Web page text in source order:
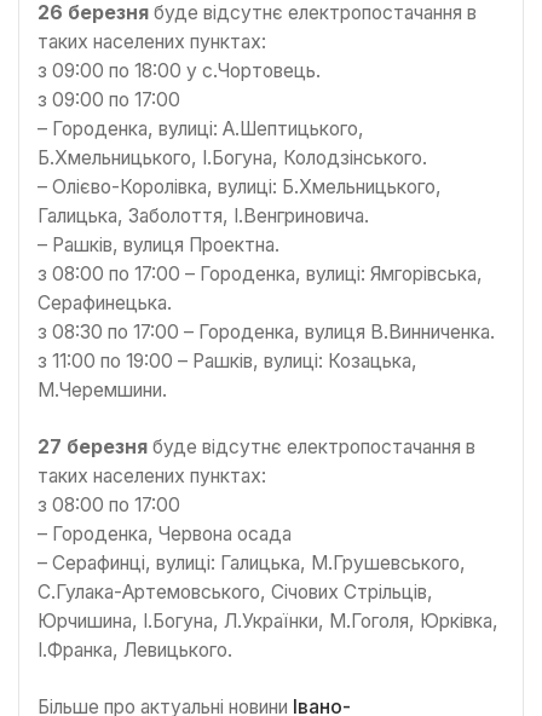
26 березня буде відсутнє електропостачання в
таких населених пунктах:
з 09:00 по 18:00 у с.Чортовець.
з 09:00 по 17:00
– Городенка, вулиці: А.Шептицького,
Б.Хмельницького, І.Богуна, Колодзінського.
– Олієво-Королівка, вулиці: Б.Хмельницького,
Галицька, Заболоття, І.Венгриновича.
– Рашків, вулиця Проектна.
з 08:00 по 17:00 – Городенка, вулиці: Ямгорівська,
Серафинецька.
з 08:30 по 17:00 – Городенка, вулиця В.Винниченка.
з 11:00 по 19:00 – Рашків, вулиці: Козацька,
М.Черемшини.
27 березня буде відсутнє електропостачання в
таких населених пунктах:
з 08:00 по 17:00
– Городенка, Червона осада
– Серафинці, вулиці: Галицька, М.Грушевського,
С.Гулака-Артемовського, Січових Стрільців,
Юрчишина, І.Богуна, Л.Українки, М.Гоголя, Юрківка,
І.Франка, Левицького.
Більше про актуальні новини Івано-